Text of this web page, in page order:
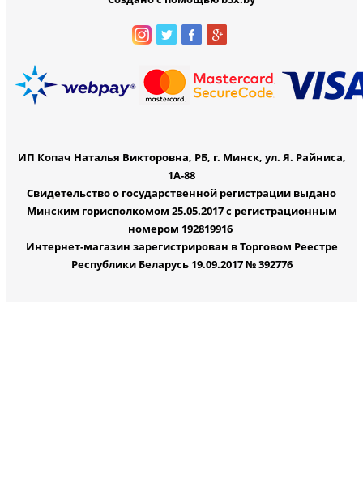
ИП Копач Наталья Викторовна, РБ, г. Минск, ул. Я. Райниса,
1А-88
Свидетельство о государственной регистрации выдано
Минским горисполкомом 25.05.2017 с регистрационным
номером 192819916
Интернет-магазин зарегистрирован в Торговом Реестре
Республики Беларусь 19.09.2017 № 392776